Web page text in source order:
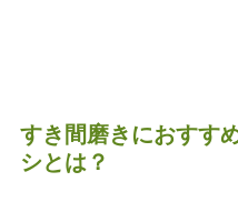
すき間磨きにおすす
シとは？